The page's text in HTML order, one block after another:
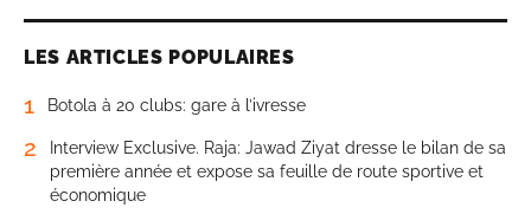
LES ARTICLES POPULAIRES
1 Botola à 20 clubs: gare à l’ivresse
2
Interview Exclusive. Raja: Jawad Ziyat dresse le bilan de sa
première année et expose sa feuille de route sportive et
économique